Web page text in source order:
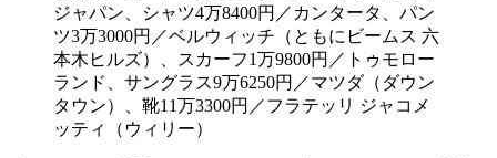
ジャパン、シャツ4万8400円／カンタータ、パン
ツ3万3000円／ベルウィッチ（ともにビームス 六
本木ヒルズ）、スカーフ1万9800円／トゥモロー
ランド、サングラス9万6250円／マツダ（ダウン
タウン）、靴11万3300円／フラテッリ ジャコメ
ッティ（ウィリー）